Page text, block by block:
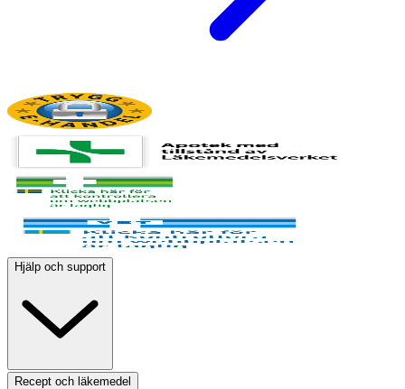
Hjälp och support
Recept och läkemedel